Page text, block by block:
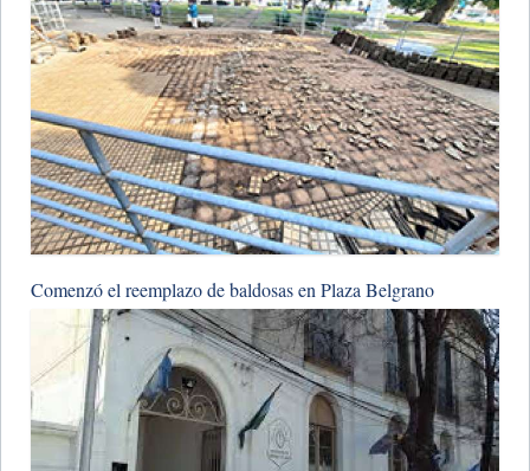
​Comenzó el reemplazo de baldosas en Plaza Belgrano